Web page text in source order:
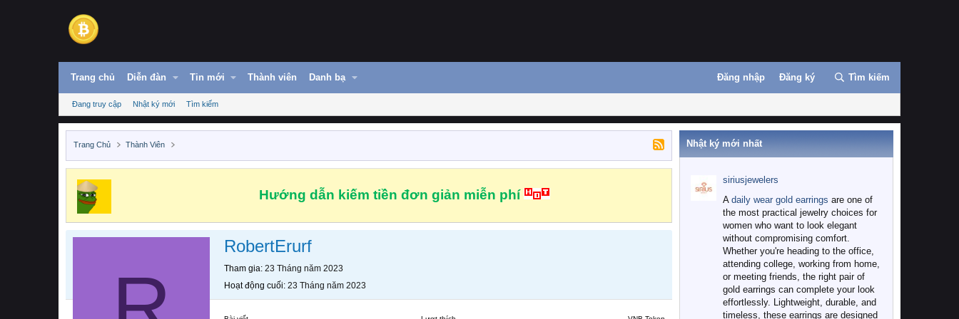
Trang chủ Diễn đàn Tin mới Thành viên Danh bạ Đăng nhập Đăng ký Tìm kiếm
Đang truy cập Nhật ký mới Tìm kiếm
Trang Chủ Thành Viên
Hướng dẫn kiếm tiền đơn giản miễn phí
RobertErurf
Tham gia 23 Tháng năm 2023
Hoạt động cuối 23 Tháng năm 2023
Nhật ký mới nhất
siriusjewelers
A daily wear gold earrings are one of
the most practical jewelry choices for
women who want to look elegant
without compromising comfort.
Whether you're heading to the office,
attending college, working from home,
or meeting friends, the right pair of
gold earrings can complete your look
effortlessly. Lightweight, durable, and
timeless, these earrings are designed